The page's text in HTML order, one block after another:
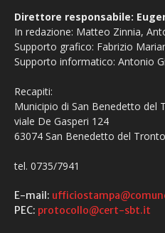
Direttore responsabile:
In redazione: Matteo Zinnia,
Supporto grafico: Fabrizio
Supporto informatico: Antonio
Recapiti:
Municipio di San Benedetto del
viale De Gasperi 124
63074 San Benedetto del
tel. 0735/7941
E-mail:
PEC: protocollo@cert-sbt.it